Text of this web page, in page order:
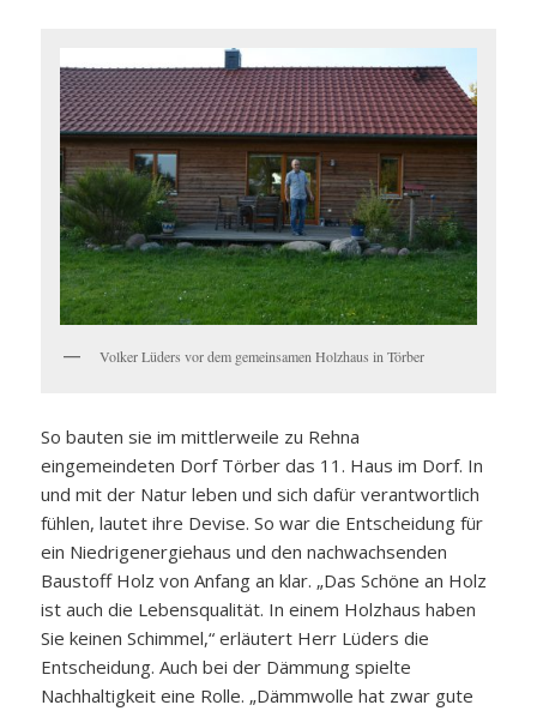
Volker Lüders vor dem gemeinsamen Holzhaus in Törber
So bauten sie im mittlerweile zu Rehna
eingemeindeten Dorf Törber das 11. Haus im Dorf. In
und mit der Natur leben und sich dafür verantwortlich
fühlen, lautet ihre Devise. So war die Entscheidung für
ein Niedrigenergiehaus und den nachwachsenden
Baustoff Holz von Anfang an klar. „Das Schöne an Holz
ist auch die Lebensqualität. In einem Holzhaus haben
Sie keinen Schimmel,“ erläutert Herr Lüders die
Entscheidung. Auch bei der Dämmung spielte
Nachhaltigkeit eine Rolle. „Dämmwolle hat zwar gute